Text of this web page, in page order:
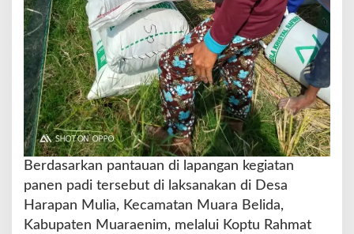
m
i
l
4
0
4
-
0
1
G
u
m
Berdasarkan pantauan di lapangan kegiatan
panen padi tersebut di laksanakan di Desa
Harapan Mulia, Kecamatan Muara Belida,
Kabupaten Muaraenim, melalui Koptu Rahmat